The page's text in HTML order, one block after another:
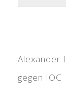
Alexander
gegen